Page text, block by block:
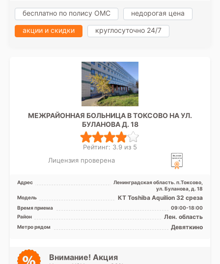
бесплатно по полису ОМС недорогая цена
акции и скидки круглосуточно 24/7
МЕЖРАЙОННАЯ БОЛЬНИЦА В ТОКСОВО НА УЛ.
БУЛАНОВА Д. 18
Рейтинг: 3.9 из 5
Лицензия проверена
Адрес
Ленинградская область. п.Токсово,
ул. Буланова, д. 18
Модель
КТ Toshiba Aquilion 32 среза
Время приема
09:00-18:00
Район
Лен. область
Метро рядом Девяткино
Внимание! Акция